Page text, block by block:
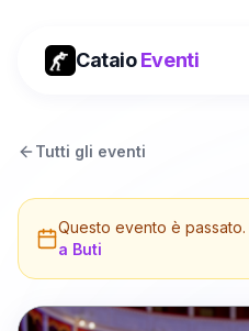
CataioEventi
Tutti gli eventi
Questo evento è passato.
a Buti